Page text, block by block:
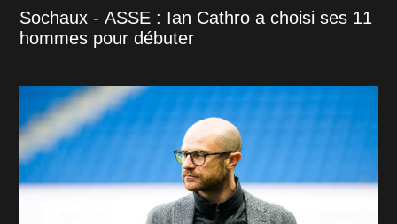
Sochaux - ASSE : Ian Cathro a choisi ses 11
hommes pour débuter